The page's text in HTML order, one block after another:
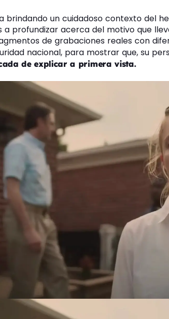
brindando un cuidadoso contexto del
a profundizar acerca del motivo que
de grabaciones reales con
nacional, para mostrar que, su
de explicar a primera vista.